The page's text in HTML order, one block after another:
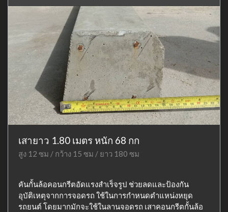
เสายาว 1.80 เมตร หนัก 68 กก
สูง 12 ซม / กว้าง 15 ซม / ยาว 180 ซม
คันกั้นล้อคอนกรีตอัดแรงสำเร็จรูป ช่วยลดและป้องกัน
อุบัติเหตุจากการจอดรถ ใช้ในการกำหนดตำแหน่งหยุด
รถยนต์ โดยมากมักจะใช้ในลานจอดรถ เสาคอนกรีตกั้นล้อ